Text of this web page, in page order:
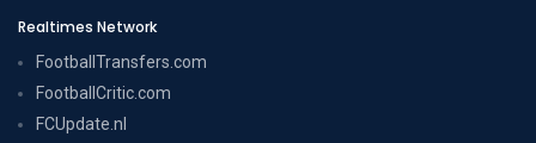
Realtimes Network
FootballTransfers.com
FootballCritic.com
FCUpdate.nl